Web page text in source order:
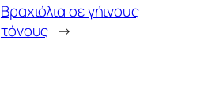
Βραχιόλια σε γήινους
τόνους →